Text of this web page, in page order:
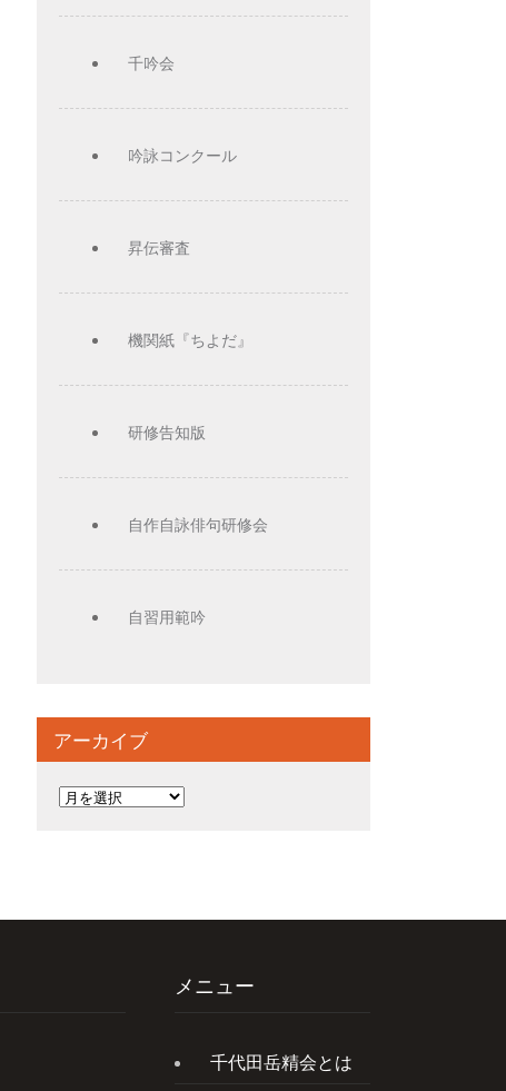
千吟会
吟詠コンクール
昇伝審査
機関紙『ちよだ』
研修告知版
自作自詠俳句研修会
自習用範吟
アーカイブ
ア
メニュー
千代田岳精会とは